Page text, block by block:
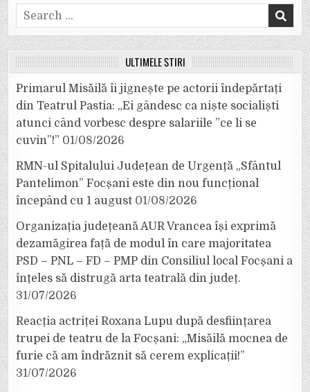
Search
for:
ULTIMELE ȘTIRI
Primarul Misăilă îi jignește pe actorii îndepărtați
din Teatrul Pastia: „Ei gândesc ca niște socialiști
atunci când vorbesc despre salariile ”ce li se
cuvin”!” 01/08/2026
RMN-ul Spitalului Județean de Urgență „Sfântul
Pantelimon” Focșani este din nou funcțional
începând cu 1 august 01/08/2026
Organizația județeană AUR Vrancea își exprimă
dezamăgirea față de modul în care majoritatea
PSD – PNL – FD – PMP din Consiliul local Focșani a
înțeles să distrugă arta teatrală din județ.
31/07/2026
Reacția actriței Roxana Lupu după desființarea
trupei de teatru de la Focșani: „Misăilă mocnea de
furie că am îndrăznit să cerem explicații!”
31/07/2026